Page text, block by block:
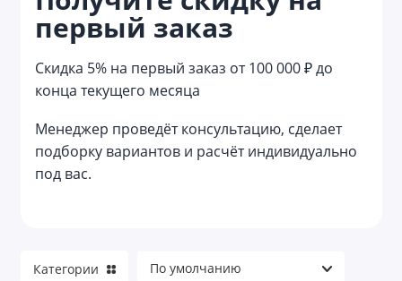
первый заказ
Скидка 5% на первый заказ от 100 000 ₽ до
конца текущего месяца
Менеджер проведёт консультацию, сделает
подборку вариантов и расчёт индивидуально
под вас.
Записные книжки
Календари
Канцелярские наборы и товары для
творчества
Категории